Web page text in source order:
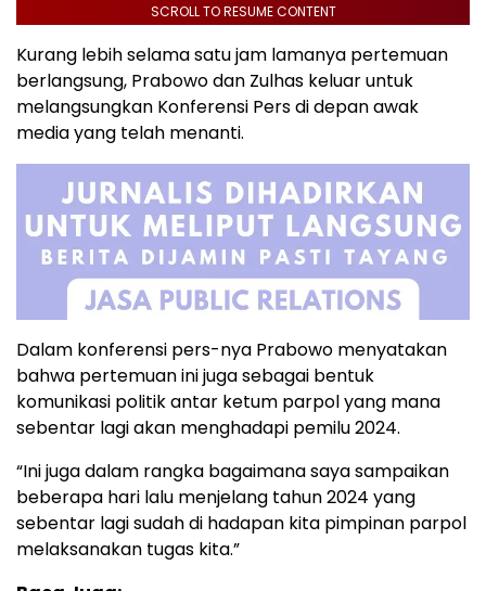
SCROLL TO RESUME CONTENT
Kurang lebih selama satu jam lamanya pertemuan
berlangsung, Prabowo dan Zulhas keluar untuk
melangsungkan Konferensi Pers di depan awak
media yang telah menanti.
Dalam konferensi pers-nya Prabowo menyatakan
bahwa pertemuan ini juga sebagai bentuk
komunikasi politik antar ketum parpol yang mana
sebentar lagi akan menghadapi pemilu 2024.
“Ini juga dalam rangka bagaimana saya sampaikan
beberapa hari lalu menjelang tahun 2024 yang
sebentar lagi sudah di hadapan kita pimpinan parpol
melaksanakan tugas kita.”